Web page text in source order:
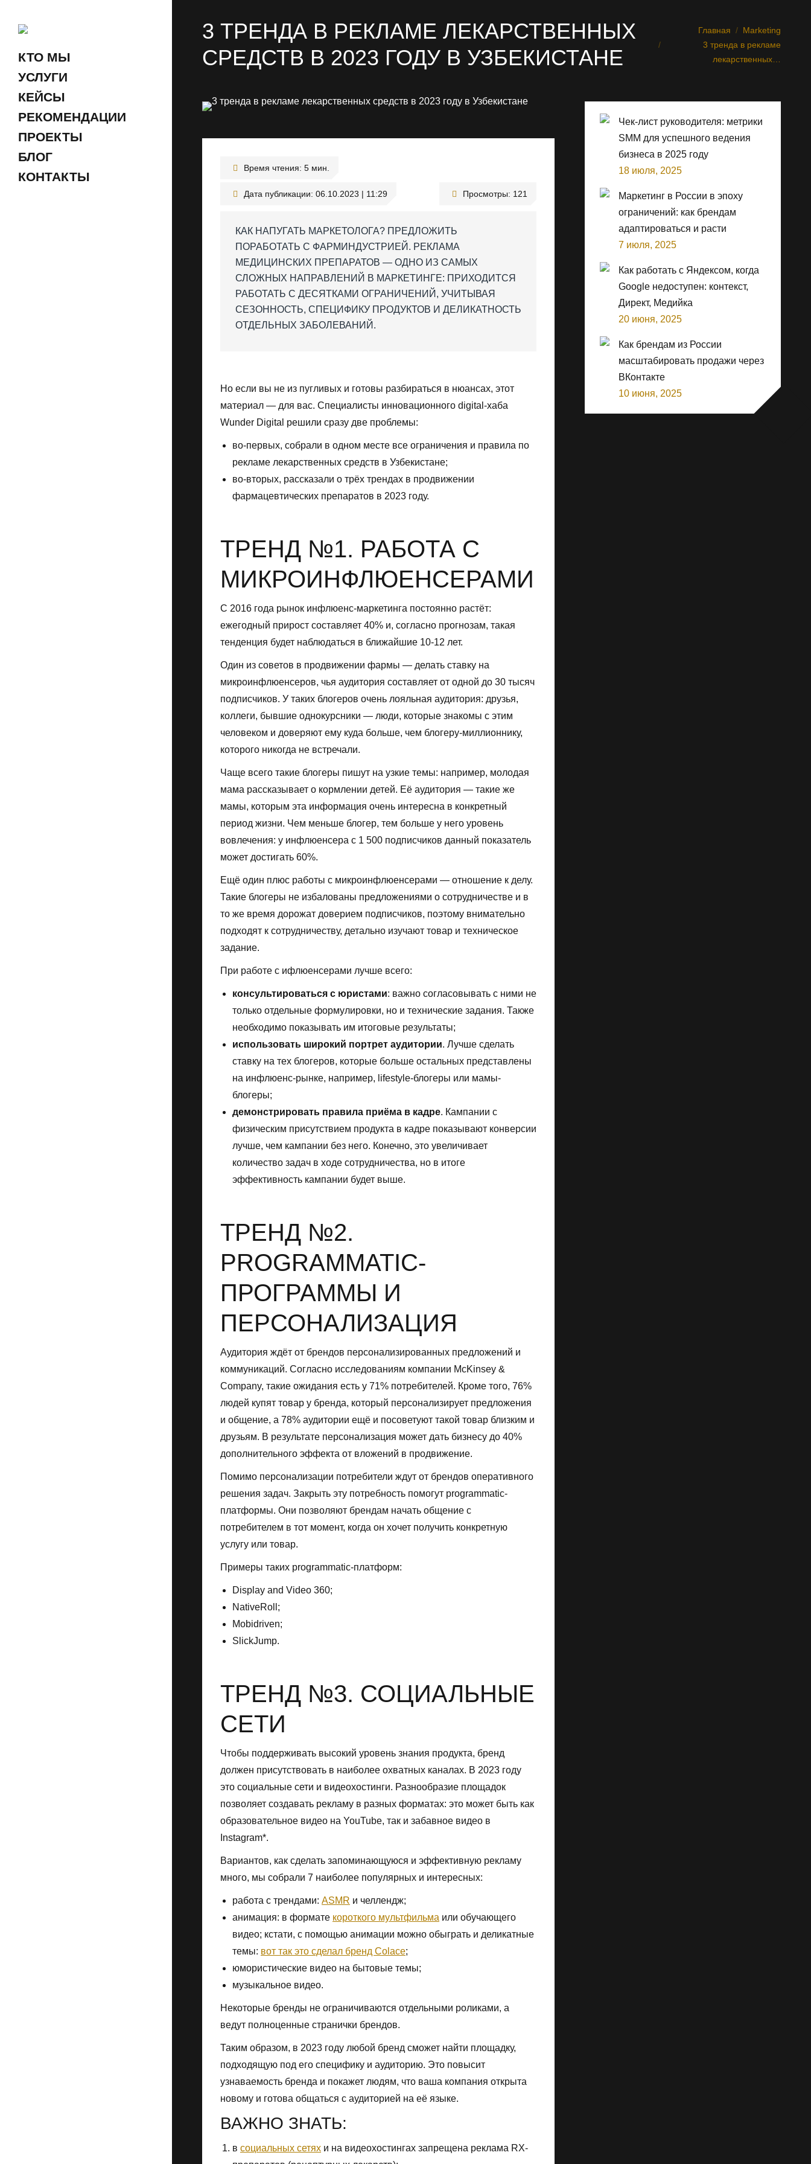
КТО МЫ
УСЛУГИ
КЕЙСЫ
РЕКОМЕНДАЦИИ
ПРОЕКТЫ
БЛОГ
КОНТАКТЫ
3 ТРЕНДА В РЕКЛАМЕ ЛЕКАРСТВЕННЫХ
СРЕДСТВ В 2023 ГОДУ В УЗБЕКИСТАНЕ
Главная
Marketing
3 тренда в рекламе
лекарственных…
Время чтения:
Дата публикации: 06.10.2023 | 11:29 Просмотры: 121
КАК НАПУГАТЬ МАРКЕТОЛОГА? ПРЕДЛОЖИТЬ
ПОРАБОТАТЬ С ФАРМИНДУСТРИЕЙ. РЕКЛАМА
МЕДИЦИНСКИХ ПРЕПАРАТОВ — ОДНО ИЗ САМЫХ
СЛОЖНЫХ НАПРАВЛЕНИЙ В МАРКЕТИНГЕ: ПРИХОДИТСЯ
РАБОТАТЬ С ДЕСЯТКАМИ ОГРАНИЧЕНИЙ, УЧИТЫВАЯ
СЕЗОННОСТЬ, СПЕЦИФИКУ ПРОДУКТОВ И ДЕЛИКАТНОСТЬ
ОТДЕЛЬНЫХ ЗАБОЛЕВАНИЙ.
Но если вы не из пугливых и готовы разбираться в нюансах, этот
материал — для вас. Специалисты инновационного digital-хаба
Wunder Digital решили сразу две проблемы:
во-первых, собрали в одном месте все ограничения и правила по
рекламе лекарственных средств в Узбекистане;
во-вторых, рассказали о трёх трендах в продвижении
фармацевтических препаратов в 2023 году.
ТРЕНД №1. РАБОТА С
МИКРОИНФЛЮЕНСЕРАМИ
С 2016 года рынок инфлюенс-маркетинга постоянно растёт:
ежегодный прирост составляет 40% и, согласно прогнозам, такая
тенденция будет наблюдаться в ближайшие 10-12 лет.
Один из советов в продвижении фармы — делать ставку на
микроинфлюенсеров, чья аудитория составляет от одной до 30 тысяч
подписчиков. У таких блогеров очень лояльная аудитория: друзья,
коллеги, бывшие однокурсники — люди, которые знакомы с этим
человеком и доверяют ему куда больше, чем блогеру-миллионнику,
которого никогда не встречали.
Чаще всего такие блогеры пишут на узкие темы: например, молодая
мама рассказывает о кормлении детей. Её аудитория — такие же
мамы, которым эта информация очень интересна в конкретный
период жизни. Чем меньше блогер, тем больше у него уровень
вовлечения: у инфлюенсера с 1 500 подписчиков данный показатель
может достигать 60%.
Ещё один плюс работы с микроинфлюенсерами — отношение к делу.
Такие блогеры не избалованы предложениями о сотрудничестве и в
то же время дорожат доверием подписчиков, поэтому внимательно
подходят к сотрудничеству, детально изучают товар и техническое
задание.
При работе с ифлюенсерами лучше всего:
консультироваться с юристами: важно согласовывать с ними не
только отдельные формулировки, но и технические задания. Также
необходимо показывать им итоговые результаты;
использовать широкий портрет аудитории. Лучше сделать
ставку на тех блогеров, которые больше остальных представлены
на инфлюенс-рынке, например, lifestyle-блогеры или мамы-
блогеры;
демонстрировать правила приёма в кадре. Кампании с
физическим присутствием продукта в кадре показывают конверсии
лучше, чем кампании без него. Конечно, это увеличивает
количество задач в ходе сотрудничества, но в итоге
эффективность кампании будет выше.
ТРЕНД №2.
PROGRAMMATIC-
ПРОГРАММЫ И
ПЕРСОНАЛИЗАЦИЯ
Аудитория ждёт от брендов персонализированных предложений и
коммуникаций. Согласно исследованиям компании McKinsey &
Company, такие ожидания есть у 71% потребителей. Кроме того, 76%
людей купят товар у бренда, который персонализирует предложения
и общение, а 78% аудитории ещё и посоветуют такой товар близким и
друзьям. В результате персонализация может дать бизнесу до 40%
дополнительного эффекта от вложений в продвижение.
Помимо персонализации потребители ждут от брендов оперативного
решения задач. Закрыть эту потребность помогут programmatic-
платформы. Они позволяют брендам начать общение с
потребителем в тот момент, когда он хочет получить конкретную
услугу или товар.
Примеры таких programmatic-платформ:
Display and Video 360;
NativeRoll;
Mobidriven;
SlickJump.
ТРЕНД №3. СОЦИАЛЬНЫЕ
СЕТИ
Чтобы поддерживать высокий уровень знания продукта, бренд
должен присутствовать в наиболее охватных каналах. В 2023 году
это социальные сети и видеохостинги. Разнообразие площадок
позволяет создавать рекламу в разных форматах: это может быть как
образовательное видео на YouTube, так и забавное видео в
Instagram*.
Вариантов, как сделать запоминающуюся и эффективную рекламу
много, мы собрали 7 наиболее популярных и интересных:
работа с трендами: ASMR и челлендж;
анимация: в формате короткого мультфильма или обучающего
видео; кстати, с помощью анимации можно обыграть и деликатные
темы: вот так это сделал бренд Colace;
юмористические видео на бытовые темы;
музыкальное видео.
Некоторые бренды не ограничиваются отдельными роликами, а
ведут полноценные странички брендов.
Таким образом, в 2023 году любой бренд сможет найти площадку,
подходящую под его специфику и аудиторию. Это повысит
узнаваемость бренда и покажет людям, что ваша компания открыта
новому и готова общаться с аудиторией на её языке.
ВАЖНО ЗНАТЬ:
в социальных сетях и на видеохостингах запрещена реклама RX-
Чек-лист руководителя: метрики
SMM для успешного ведения
бизнеса в 2025 году
18 июля, 2025
Маркетинг в России в эпоху
ограничений: как брендам
адаптироваться и расти
7 июля, 2025
Как работать с Яндексом, когда
Google недоступен: контекст,
Директ, Медийка
20 июня, 2025
Как брендам из России
масштабировать продажи через
ВКонтакте
10 июня, 2025